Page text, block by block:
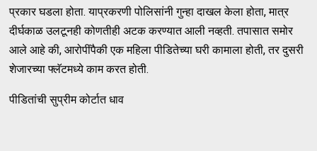
प्रकार घडला होता. याप्रकरणी पोलिसांनी गुन्हा दाखल केला होता, मात्र
दीर्घकाळ उलटूनही कोणतीही अटक करण्यात आली नव्हती. तपासात समोर
आले आहे की, आरोपींपैकी एक महिला पीडितेच्या घरी कामाला होती, तर दुसरी
शेजारच्या फ्लॅटमध्ये काम करत होती.
पीडितांची सुप्रीम कोर्टात धाव